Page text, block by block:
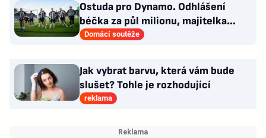
Ostuda pro Dynamo. Odhlášení
béčka za půl milionu, majitelka
odmítla nabídku kraje
Domácí soutěže
Jak vybrat barvu, která vám bude
slušet? Tohle je rozhodující
reklama